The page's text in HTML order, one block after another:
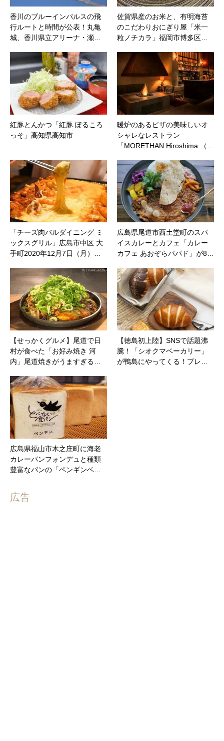
香川のブルーインパルスの飛
行ルートと時間が公表！丸亀
城、香川県立アリーナ・瀬…
佐賀県産のお米と、有明海苔
のこだわりおにぎり屋「米一
粒ノチカラ」福岡市博多区…
紅豚とんかつ「紅豚 ぽるころ
っそ」高知県高知市
暖炉のあるピザの美味しいオ
シャレなレストラン
「MORETHAN Hiroshima （…
「チーズ肉バルダイニング ミ
ックスグリル」広島市中区 大
手町2020年12月7日（月）…
広島県尾道市西土堂町のスパ
イスカレーとカフェ「カレー
カフェ あおぞらパパド」が8…
【せっかくグルメ】尾道で日
村が食べた「お好み焼き 河
内」尾道焼きがうますぎる…
【徳島初上陸】SNSで話題沸
騰！「シオクマベーカリー」
が鴨島にやってくる！プレ…
広島県福山市木之庄町に海老
カレーパンフォンデュと種類
豊富なパンの「ペンギンベ…
広告